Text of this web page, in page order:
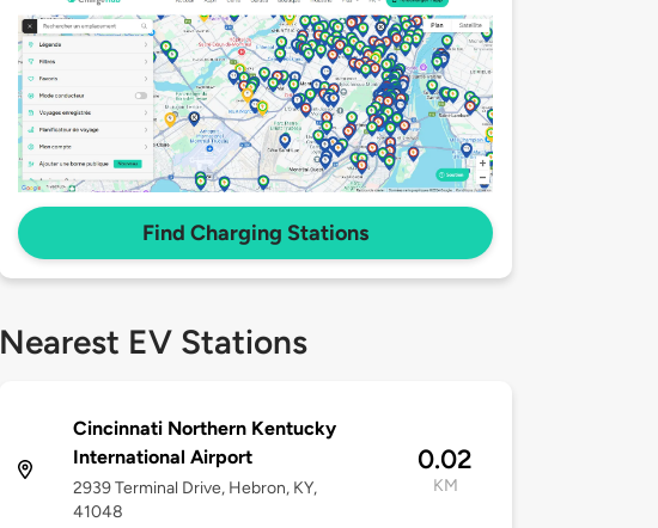
Find Charging Stations
Nearest EV Stations
Cincinnati Northern Kentucky
International Airport
2939 Terminal Drive, Hebron, KY,
41048
0.02
KM